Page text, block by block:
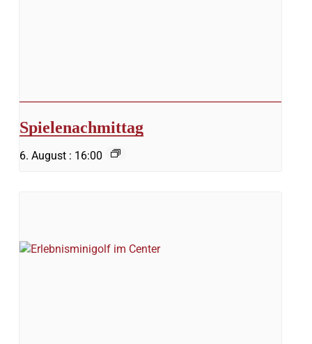
Spielenachmittag
6. August : 16:00